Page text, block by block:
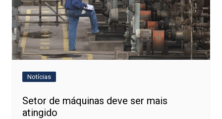
Notícias
Setor de máquinas deve ser mais
atingido